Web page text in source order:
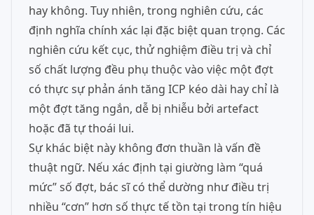
hay không. Tuy nhiên, trong nghiên cứu, các
định nghĩa chính xác lại đặc biệt quan trọng. Các
nghiên cứu kết cục, thử nghiệm điều trị và chỉ
số chất lượng đều phụ thuộc vào việc một đợt
có thực sự phản ánh tăng ICP kéo dài hay chỉ là
một đợt tăng ngắn, dễ bị nhiễu bởi artefact
hoặc đã tự thoái lui.
Sự khác biệt này không đơn thuần là vấn đề
thuật ngữ. Nếu xác định tại giường làm “quá
mức” số đợt, bác sĩ có thể dường như điều trị
nhiều “cơn” hơn số thực tế tồn tại trong tín hiệu